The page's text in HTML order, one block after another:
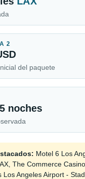
2
del paquete
noches
Motel 6 Los
The Commerce
Los Angeles Airport -